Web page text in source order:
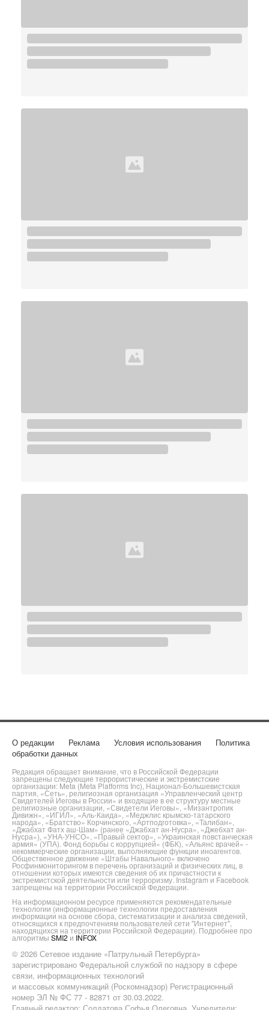
О редакции Реклама Условия использования
Политика
обработки данных
Редакция обращает внимание, что в Российской Федерации
запрещены следующие террористические и экстремистские
организации: Meta (Meta Platforms Inc), Национал-Большевистская
партия, «Сеть», религиозная организация «Управленческий центр
Свидетелей Иеговы в России» и входящие в ее структуру местные
религиозные организации, «Свидетели Иеговы», «Мизантропик
Дивижн», «ИГИЛ», «Аль-Каида», «Меджлис крымско-татарского
народа», «Братство» Корчинского, «Артподготовка», «Талибан»,
«Джабхат Фатх аш-Шам» (ранее «Джабхат ан-Нусра», «Джебхат ан-
Нусра»), «УНА-УНСО», «Правый сектор», «Украинская повстанческая
армия» (УПА). Фонд борьбы с коррупцией» (ФБК), «Альянс врачей» -
некоммерческие организации, выполняющие функции иноагентов.
Общественное движение «Штабы Навального» включено
Росфинмониторингом в перечень организаций и физических лиц, в
отношении которых имеются сведения об их причастности к
экстремистской деятельности или терроризму. Instagram и Facebook
запрещены на территории Российской Федерации.
На информационном ресурсе применяются рекомендательные
технологии (информационные технологии предоставления
информации на основе сбора, систематизации и анализа сведений,
относящихся к предпочтениям пользователей сети "Интернет",
находящихся на территории Российской Федерации). Подробнее про
алгоритмы SMI2 и INFOX
© 2026 Сетевое издание «Патрульный Петербурга»
зарегистрировано Федеральной службой по надзору в сфере
связи, информационных технологий
и массовых коммуникаций (Роскомнадзор) Регистрационный
номер ЭЛ № ФС 77 - 82871 от 30.03.2022.